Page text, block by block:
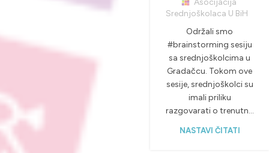
Asocijacija
Srednjoškolaca U BiH
Održali smo
#brainstorming sesiju
sa srednjoškolcima u
Gradačcu. Tokom ove
sesije, srednjoškolci su
imali priliku
razgovarati o trenutn...
NASTAVI ČITATI